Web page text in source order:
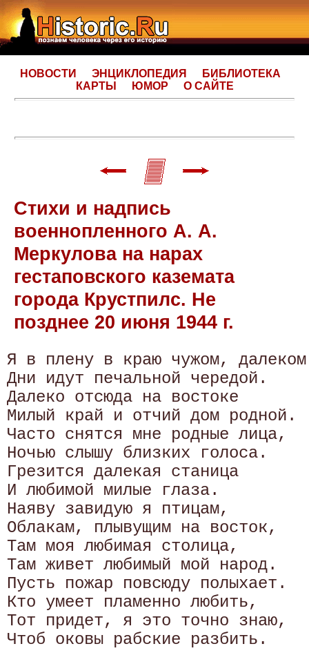
НОВОСТИ ЭНЦИКЛОПЕДИЯ
БИБЛИОТЕКА
КАРТЫ
ЮМОР О САЙТЕ
Стихи и надпись
военнопленного А. А.
Меркулова на нарах
гестаповского каземата
города Крустпилс. Не
позднее 20 июня 1944 г.
Я в плену в краю чужом,
Дни идут печальной чередой.
Далеко отсюда на востоке
Милый край и отчий дом родной.
Часто снятся мне родные лица,
Ночью слышу близких голоса.
Грезится далекая станица
И любимой милые глаза.
Наяву завидую я птицам,
Облакам, плывущим на восток,
Там моя любимая столица,
Там живет любимый мой народ.
Пусть пожар повсюду полыхает.
Кто умеет пламенно любить,
Тот придет, я это точно знаю,